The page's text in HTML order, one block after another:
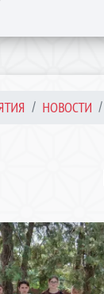
НОВОСТИ